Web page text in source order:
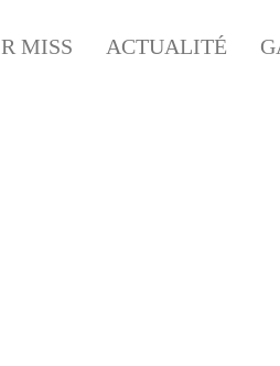
MISS ACTUALITÉ